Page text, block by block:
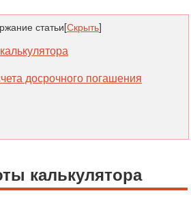
статьи[Скрыть]
досрочного погашения
калькулятора